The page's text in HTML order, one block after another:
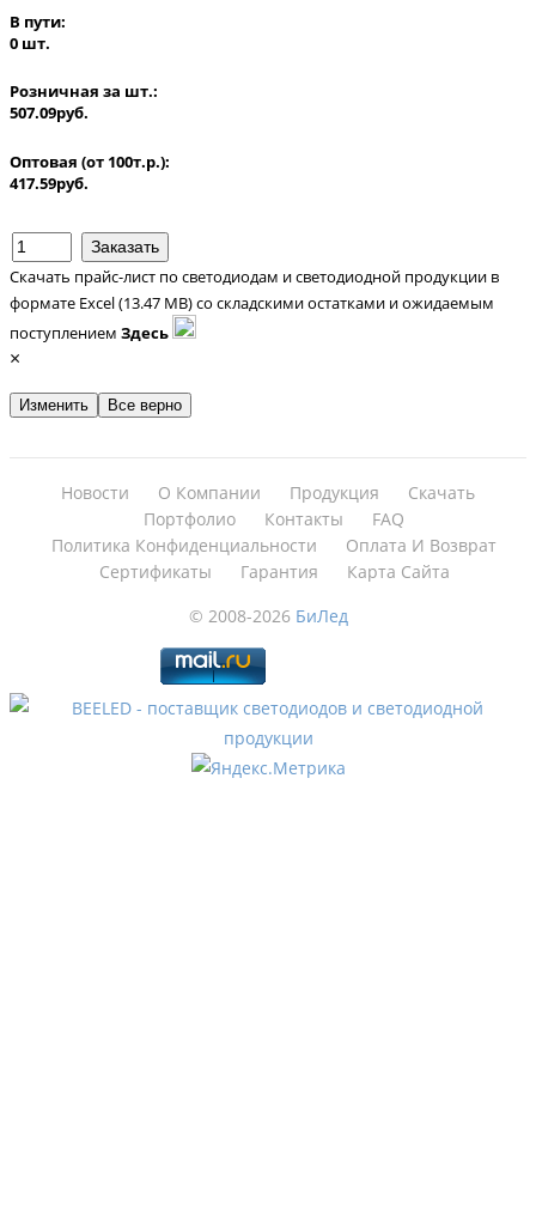
В пути:
0 шт.
Розничная за шт.:
507.09руб.
Оптовая (от 100т.р.):
417.59руб.
Скачать прайс-лист по светодиодам и светодиодной продукции в
формате Excel (13.47 MB) со складскими остатками и ожидаемым
поступлением Здесь
×
Изменить Все верно
Новости О Компании Продукция
Скачать
Портфолио
Контакты
FAQ
Политика Конфиденциальности
Оплата И Возврат
Сертификаты
Гарантия
Карта Сайта
© 2008-2026 БиЛед